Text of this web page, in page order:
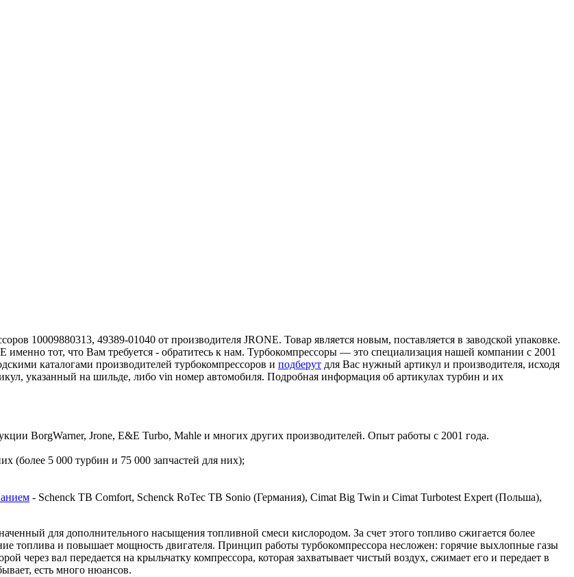
10009880313, 49389-01040 от производителя JRONE. Товар является новым, поставляется в заводской упаковке.
тот, что Вам требуется - обратитесь к нам. Турбокомпрессоры — это специализация нашей компании с 2001
каталогами производителей турбокомпрессоров и подберут для Вас нужный артикул и производителя, исходя
указанный на шильде, либо vin номер автомобиля. Подробная информация об артикулах турбин и их
BorgWarner, Jrone, E&E Turbo, Mahle и многих других производителей. Опыт работы с 2001 года.
(более 5 000 турбин и 75 000 запчастей для них);
- Schenck TB Comfort, Schenck RoTec TB Sonio (Германия), Cimat Big Twin и Cimat Turbotest Expert (Польша),
для дополнительного насыщения топливной смеси кислородом. За счет этого топливо сжигается более
топлива и повышает мощность двигателя. Принцип работы турбокомпрессора несложен: горячие выхлопные газы
через вал передается на крыльчатку компрессора, которая захватывает чистый воздух, сжимает его и передает в
есть много нюансов.